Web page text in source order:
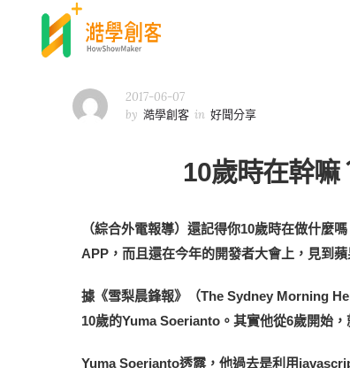
2017-06-07
by 澔學創客 in 好聞分享
10歲時在幹嘛
（綜合外電報導）還記得你10歲時在做什麼
APP，而且還在今年的開發者大會上，見到蘋
據《雪梨晨鋒報》（The Sydney Morning
10歲的Yuma Soerianto。其實他從6歲開始
Yuma Soerianto透露，他過去是利用